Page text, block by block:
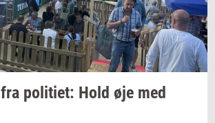
fra po­li­ti­et: Hold øje med